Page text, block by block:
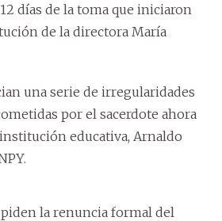
días de la toma que iniciaron
de la directora María
una serie de irregularidades
por el sacerdote ahora
educativa, Arnaldo
la renuncia formal del